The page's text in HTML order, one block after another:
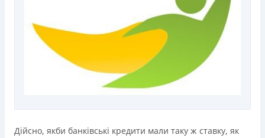
Дійсно, якби банківські кредити мали таку ж ставку, як